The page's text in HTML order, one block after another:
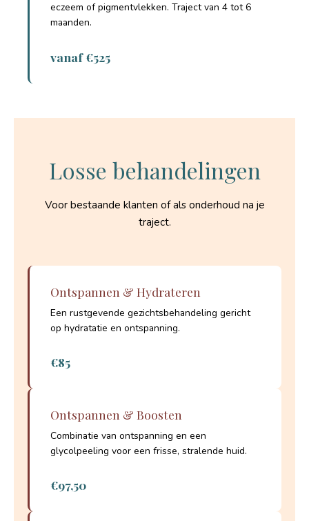
eczeem of pigmentvlekken. Traject van 4 tot 6
maanden.
vanaf €525
Losse behandelingen
Voor bestaande klanten of als onderhoud na je
traject.
Ontspannen & Hydrateren
Een rustgevende gezichtsbehandeling gericht
op hydratatie en ontspanning.
€85
Ontspannen & Boosten
Combinatie van ontspanning en een
glycolpeeling voor een frisse, stralende huid.
€97,50